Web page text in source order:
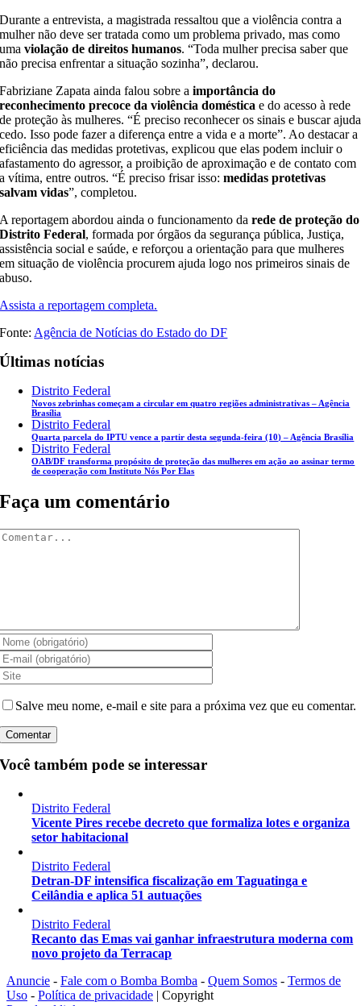
Durante a entrevista, a magistrada ressaltou que a violência contra a
mulher não deve ser tratada como um problema privado, mas como
umaviolação de direitos humanos. “Toda mulher precisa saber que
não precisa enfrentar a situação sozinha”, declarou.
Fabriziane Zapata ainda falou sobre a importância do
reconhecimento precoce da violência doméstica e do acesso à rede
de proteção às mulheres. “É preciso reconhecer os sinais e buscar ajuda
cedo. Isso pode fazer a diferença entre a vida e a morte”. Ao destacar a
eficiência das medidas protetivas, explicou que elas podem incluir o
afastamento do agressor, a proibição de aproximação e de contato com
a vítima, entre outros. “É preciso frisar isso:medidas protetivas
salvam vidas”, completou.
A reportagem abordou ainda o funcionamento darede de proteção do
Distrito Federal, formada por órgãos da segurança pública, Justiça,
assistência social e saúde, e reforçou a orientação para que mulheres
em situação de violência procurem ajuda logo nos primeiros sinais de
abuso.
Assista a reportagem completa.
Fonte: Agência de Notícias do Estado do DF
Últimas notícias
Distrito Federal
Novos zebrinhas começam a circular em quatro regiões administrativas – Agência
Brasília
Distrito Federal
Quarta parcela do IPTU vence a partir desta segunda-feira (10) – Agência Brasília
Distrito Federal
OAB/DF transforma propósito de proteção das mulheres em ação ao assinar termo
de cooperação com Instituto Nós Por Elas
Faça um comentário
Salve meu nome, e-mail e site para a próxima vez que eu comentar.
Você também pode se interessar
Distrito Federal
Vicente Pires recebe decreto que formaliza lotes e organiza
setor habitacional
Distrito Federal
Detran-DF intensifica fiscalização em Taguatinga e
Ceilândia e aplica 51 autuações
Distrito Federal
Recanto das Emas vai ganhar infraestrutura moderna com
novo projeto da Terracap
Anuncie - Fale com o Bomba Bomba - Quem Somos - Termos de
Uso - Política de privacidade | Copyright